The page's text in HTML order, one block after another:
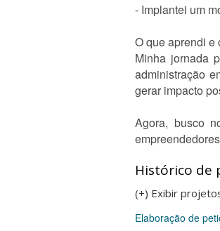
- Implantei um
O que aprendi e
Minha jornada
administração
gerar impacto
Agora, busco
Histórico de
(+) Exibir
Elaboração de